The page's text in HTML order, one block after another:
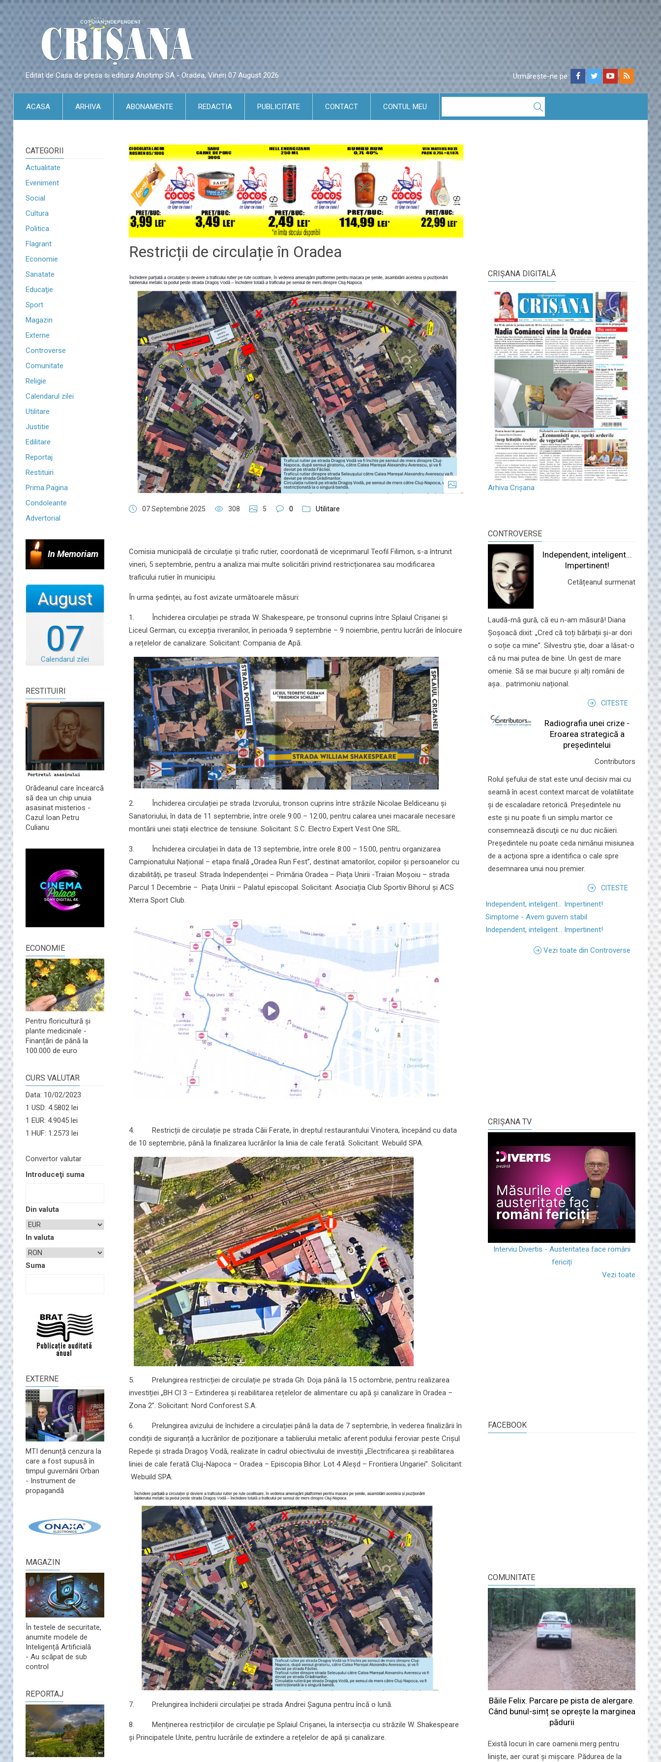
Editat de Casa de presa si editura Anotimp SA - Oradea, Vineri 07 August 2026 Urmărește-ne pe:
ACASA ARHIVA ABONAMENTE REDACTIA PUBLICITATE CONTACT CONTUL MEU
CATEGORII
Actualitate
Eveniment
Social
Cultura
Politica
Flagrant
Economie
Sanatate
Educaţie
Sport
Magazin
Externe
Controverse
Comunitate
Religie
Calendarul zilei
Utilitare
Justitie
Edilitare
Reportaj
Restituiri
Prima Pagina
Condoleante
Advertorial
In Memoriam
07
August
Calendarul zilei
RESTITUIRI
Orădeanul care încearcă
să dea un chip unuia
asasinat misterios -
Cazul Ioan Petru
Culianu
ECONOMIE
Pentru floricultură și
plante medicinale -
Finanțări de până la
100.000 de euro
CURS VALUTAR
Data: 10/02/2023
1 USD: 4.5802 lei
1 EUR: 4.9045 lei
1 HUF: 1.2573 lei
Convertor valutar
Introduceţi suma
Din valuta
In valuta
Suma
EXTERNE
MTI denunță cenzura la
care a fost supusă în
timpul guvernării Orban
- Instrument de
propagandă
MAGAZIN
În testele de securitate,
anumite modele de
Inteligență Artificială
- Au scăpat de sub
control
REPORTAJ
Restricții de circulație în Oradea
07 Septembrie 2025 308 5 0 Utilitare
Comisia municipală de circulație și trafic rutier, coordonată de viceprimarul Teofil Filimon, s-a întrunit
vineri, 5 septembrie, pentru a analiza mai multe solicitări privind restricționarea sau modificarea
traficului rutier în municipiu.
În urma ședinței, au fost avizate următoarele măsuri:
1. Închiderea circulației pe strada W. Shakespeare, pe tronsonul cuprins între Splaiul Crișanei și
Liceul German, cu excepția riveranilor, în perioada 9 septembrie – 9 noiembrie, pentru lucrări de înlocuire
a rețelelor de canalizare. Solicitant: Compania de Apă.
2. Închiderea circulației pe strada Izvorului, tronson cuprins între străzile Nicolae Beldiceanu și
Sanatoriului, în data de 11 septembrie, între orele 9:00 – 12:00, pentru calarea unei macarale necesare
montării unei stații electrice de tensiune. Solicitant: S.C. Electro Expert Vest One SRL.
3. Închiderea circulației în data de 13 septembrie, între orele 8:00 – 15:00, pentru organizarea
Campionatului Național – etapa finală „Oradea Run Fest”, destinat amatorilor, copiilor și persoanelor cu
dizabilități, pe traseul: Strada Independenței – Primăria Oradea – Piața Unirii -Traian Moșoiu – strada
Parcul 1 Decembrie – Piața Unirii – Palatul episcopal. Solicitant: Asociația Club Sportiv Bihorul și ACS
Xterra Sport Club.
4. Restricții de circulație pe strada Căii Ferate, în dreptul restaurantului Vinotera, începând cu data
de 10 septembrie, până la finalizarea lucrărilor la linia de cale ferată. Solicitant: Webuild SPA.
5. Prelungirea restricției de circulație pe strada Gh. Doja până la 15 octombrie, pentru realizarea
investiției „BH Cl 3 – Extinderea și reabilitarea rețelelor de alimentare cu apă și canalizare în Oradea –
Zona 2”. Solicitant: Nord Conforest S.A.
6. Prelungirea avizului de închidere a circulației până la data de 7 septembrie, în vederea finalizării în
condiții de siguranță a lucrărilor de poziționare a tablierului metalic aferent podului feroviar peste Crișul
Repede și strada Dragoș Vodă, realizate în cadrul obiectivului de investiții „Electrificarea și reabilitarea
liniei de cale ferată Cluj-Napoca – Oradea – Episcopia Bihor. Lot 4 Aleșd – Frontiera Ungariei”. Solicitant:
Webuild SPA.
7. Prelungirea închiderii circulației pe strada Andrei Șaguna pentru încă o lună.
8. Menținerea restricțiilor de circulație pe Splaiul Crișanei, la intersecția cu străzile W. Shakespeare
și Principatele Unite, pentru lucrările de extindere a rețelelor de apă și canalizare.
CRIŞANA DIGITALĂ
Arhiva Crișana
CONTROVERSE
Independent, inteligent...
Impertinent!
Cetățeanul surmenat
Laudă-mă gură, că eu n-am măsură! Diana
Șoșoacă dixit: „Cred că toți bărbații și-ar dori
o soție ca mine”. Silvestru știe, doar a lăsat-o
că nu mai putea de bine. Un gest de mare
omenie. Să se mai bucure și alți români de
așa... patrimoniu național.
CITESTE
Radiografia unei crize -
Eroarea strategică a
președintelui
Contributors
Rolul şefului de stat este unul decisiv mai cu
seamă în acest context marcat de volatilitate
şi de escaladare retorică. Preşedintele nu
este şi nu poate fi un simplu martor ce
consemnează discuţii ce nu duc nicăieri.
Preşedintele nu poate ceda nimănui misiunea
de a acţiona spre a identifica o cale spre
desemnarea unui nou premier.
CITESTE
Independent, inteligent... Impertinent!
Simptome - Avem guvern stabil
Independent, inteligent... Impertinent!
Vezi toate din Controverse
CRIŞANA TV
Interviu Divertis - Austeritatea face români
fericiți
Vezi toate
FACEBOOK
COMUNITATE
Băile Felix. Parcare pe pista de alergare.
Când bunul-simț se oprește la marginea
pădurii
Există locuri în care oamenii merg pentru
liniște, aer curat și mișcare. Pădurea de la